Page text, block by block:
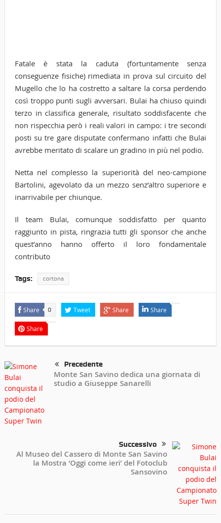
Fatale è stata la caduta (fortuntamente senza
conseguenze fisiche) rimediata in prova sul circuito del
Mugello che lo ha costretto a saltare la corsa perdendo
così troppo punti sugli avversari. Bulai ha chiuso quindi
terzo in classifica generale, risultato soddisfacente che
non rispecchia però i reali valori in campo: i tre secondi
posti su tre gare disputate confermano infatti che Bulai
avrebbe meritato di scalare un gradino in più nel podio.
Netta nel complesso la superiorità del neo-campione
Bartolini, agevolato da un mezzo senz’altro superiore e
inarrivabile per chiunque.
Il team Bulai, comunque soddisfatto per quanto
raggiunto in pista, ringrazia tutti gli sponsor che anche
quest’anno hanno offerto il loro fondamentale
contributo
Tags: cortona
Share 0 Tweet Share Share
Share
Precedente
Monte San Savino dedica una giornata di
studio a Giuseppe Sanarelli
Successivo
Al Museo del Cassero di Monte San Savino
la Mostra ‘Oggi come ieri’ del Fotoclub
Sansovino